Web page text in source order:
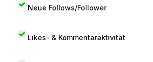
Neue Follows/Follower
Likes- & Kommentaraktivität